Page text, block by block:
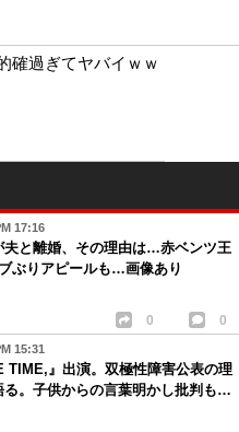
確過ぎてヤバイｗｗ
17:16
夫と離婚、その理由は…赤ベンツ王
ぶりアピールも…画像あり
0 0
15:31
TIME,』出演。双極性障害公表の理
る。子供からの言葉明かし批判も…